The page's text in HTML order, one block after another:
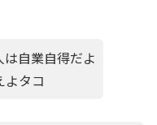
自業自得だよ
よタコ